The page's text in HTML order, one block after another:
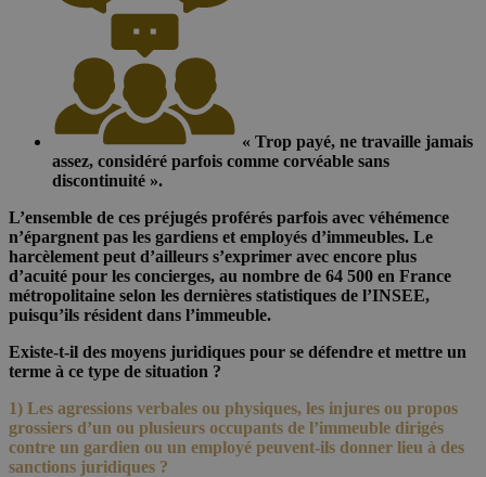
« Trop payé, ne travaille jamais
assez, considéré parfois comme corvéable sans
discontinuité ».
L’ensemble de ces préjugés proférés parfois avec véhémence
n’épargnent pas les gardiens et employés d’immeubles. Le
harcèlement peut d’ailleurs s’exprimer avec encore plus
d’acuité pour les concierges, au nombre de 64 500 en France
métropolitaine selon les dernières statistiques de l’INSEE,
puisqu’ils résident dans l’immeuble.
Existe-t-il des moyens juridiques pour se défendre et mettre un
terme à ce type de situation ?
1) Les agressions verbales ou physiques, les injures ou propos
grossiers d’un ou plusieurs occupants de l’immeuble dirigés
contre un gardien ou un employé peuvent-ils donner lieu à des
sanctions juridiques ?